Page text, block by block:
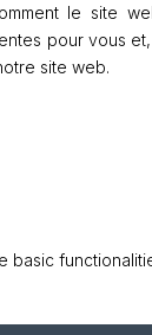
le site
pour vous
site web.